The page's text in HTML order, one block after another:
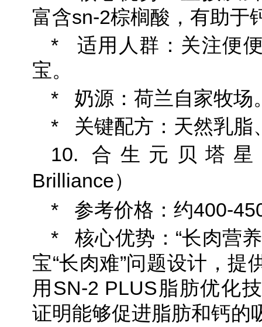
富含sn-2棕榈酸，有助于
* 适用人群：关注便
宝。
* 奶源：荷兰自家牧场
* 关键配方：天然乳脂
10. 合生元贝塔星
Brilliance）
* 参考价格：约400-
* 核心优势：“长肉营
宝“长肉难”问题设计，提
用SN-2 PLUS脂肪优化
证明能够促进脂肪和钙的